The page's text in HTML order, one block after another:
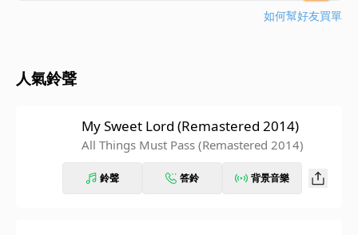
如何幫好友買單
人氣鈴聲
My Sweet Lord (Remastered 2014)
All Things Must Pass (Remastered 2014)
鈴聲 答鈴 背景音樂